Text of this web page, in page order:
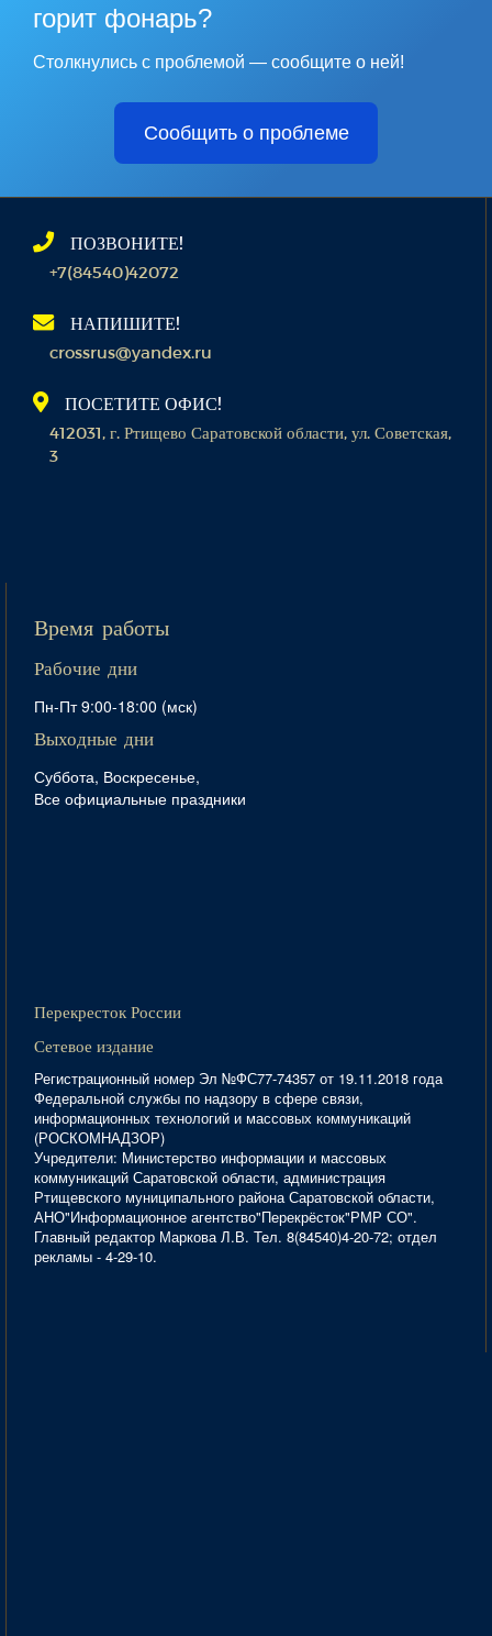
горит фонарь?
Столкнулись с проблемой — сообщите о ней!
Сообщить о проблеме
ПОЗВОНИТЕ!
+7(84540)42072
НАПИШИТЕ!
crossrus@yandex.ru
ПОСЕТИТЕ ОФИС!
412031, г. Ртищево Саратовской области, ул. Советская,
3
Время работы
Рабочие дни
Пн-Пт 9:00-18:00 (мск)
Выходные дни
Суббота, Воскресенье,
Все официальные праздники
Перекресток России
Сетевое издание
Регистрационный номер Эл №ФС77-74357 от 19.11.2018 года
Федеральной службы по надзору в сфере связи,
информационных технологий и массовых коммуникаций
(РОСКОМНАДЗОР)
Учредители: Министерство информации и массовых
коммуникаций Саратовской области, администрация
Ртищевского муниципального района Саратовской области,
АНО"Информационное агентство"Перекрёсток"РМР СО".
Главный редактор Маркова Л.В. Тел. 8(84540)4-20-72; отдел
рекламы - 4-29-10.